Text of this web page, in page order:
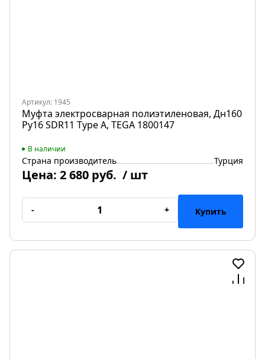
Артикул: 1945
Муфта электросварная полиэтиленовая, Дн160
Ру16 SDR11 Type A, TEGA 1800147
В наличии
Страна производитель Турция
Цена: 2 680 руб. / шт
- + Купить